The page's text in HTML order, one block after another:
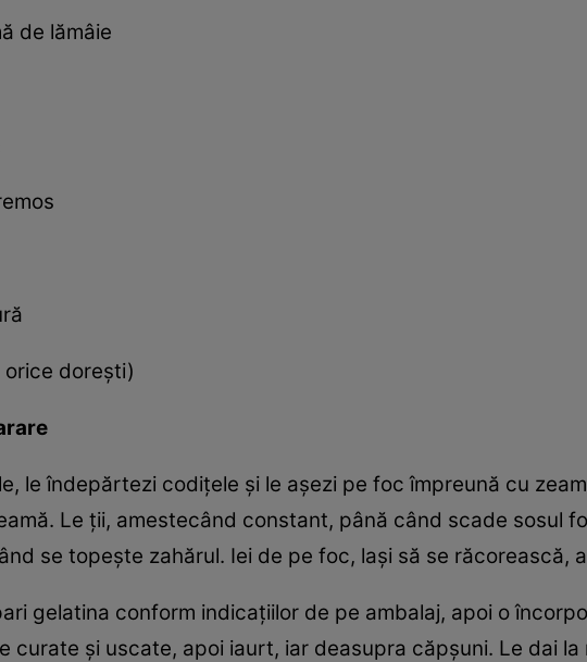
de lămâie
dorești)
le îndepărtezi codițele și le așezi pe foc împreună cu
Le ții, amestecând constant, până când scade sosul
se topește zahărul. Iei de pe foc, lași să se răcorească,
gelatina conform indicațiilor de pe ambalaj, apoi o
curate și uscate, apoi iaurt, iar deasupra căpșuni. Le dai